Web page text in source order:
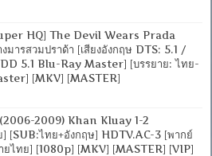
HQ] The Devil Wears Prada
มารสวมปราด้า [เสียงอังกฤษ DTS: 5.1 /
5.1 Blu-Ray Master] [บรรยาย: ไทย-
[MKV] [MASTER]
2009) Khan Kluay 1-2
[SUB:ไทย+อังกฤษ] HDTV.AC-3 [พากย์
ยไทย] [1080p] [MKV] [MASTER] [VIP]